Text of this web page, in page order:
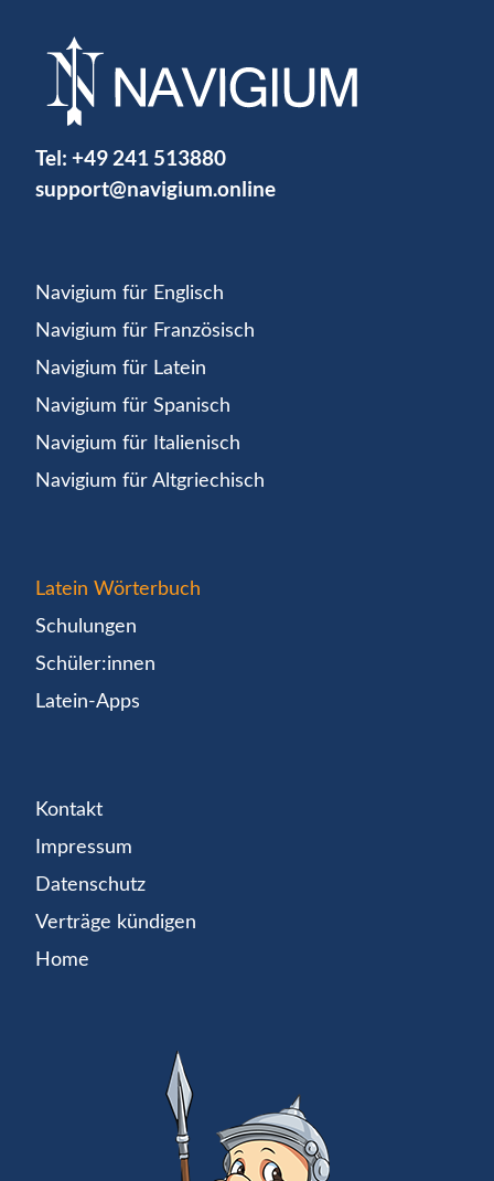
Tel: +49 241 513880
support@navigium.online
Navigium für Englisch
Navigium für Französisch
Navigium für Latein
Navigium für Spanisch
Navigium für Italienisch
Navigium für Altgriechisch
Latein Wörterbuch
Schulungen
Schüler:innen
Latein-Apps
Kontakt
Impressum
Datenschutz
Verträge kündigen
Home